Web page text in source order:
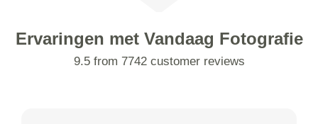
Ervaringen met Vandaag Fotografie
9.5 from 7742 customer reviews